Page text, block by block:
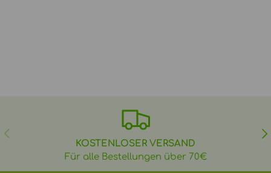
VORHERIGE
KOSTENLOSER VERSAND
Für alle Bestellungen über 70€